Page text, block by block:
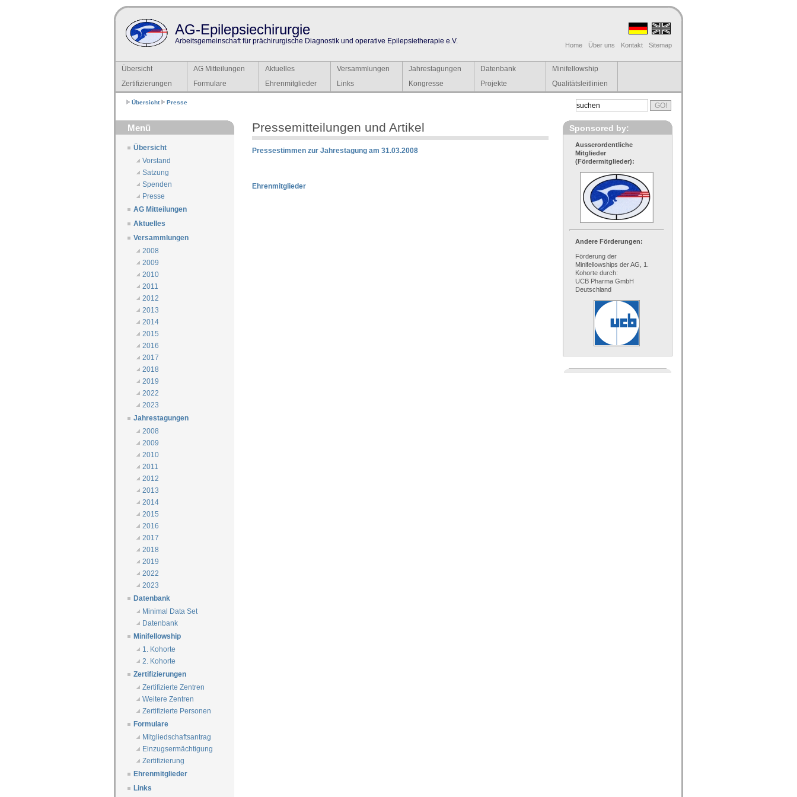
AG-Epilepsiechirurgie
Arbeitsgemeinschaft für prächirurgische Diagnostik und operative Epilepsietherapie e.V. Home Über uns Kontakt Sitemap
Übersicht AG Mitteilungen Aktuelles Versammlungen Jahrestagungen Datenbank
Minifellowship
Zertifizierungen
Formulare Ehrenmitglieder Links Kongresse Projekte Qualitätsleitlinien
Übersicht Presse
Menü
Übersicht
Vorstand
Satzung
Spenden
Presse
AG Mitteilungen
Aktuelles
Versammlungen
2008
2009
2010
2011
2012
2013
2014
2015
2016
2017
2018
2019
2022
2023
Jahrestagungen
2008
2009
2010
2011
2012
2013
2014
2015
2016
2017
2018
2019
2022
2023
Datenbank
Minimal Data Set
Datenbank
Minifellowship
1. Kohorte
2. Kohorte
Zertifizierungen
Zertifizierte Zentren
Weitere Zentren
Zertifizierte Personen
Formulare
Mitgliedschaftsantrag
Einzugsermächtigung
Zertifizierung
Ehrenmitglieder
Links
Pressemitteilungen und Artikel
Pressestimmen zur Jahrestagung am 31.03.2008
Ehrenmitglieder
Sponsored by:
Ausserordentliche
Mitglieder
(Fördermitglieder):
Andere Förderungen:
Förderung der
Minifellowships der AG, 1.
Kohorte durch:
UCB Pharma GmbH
Deutschland